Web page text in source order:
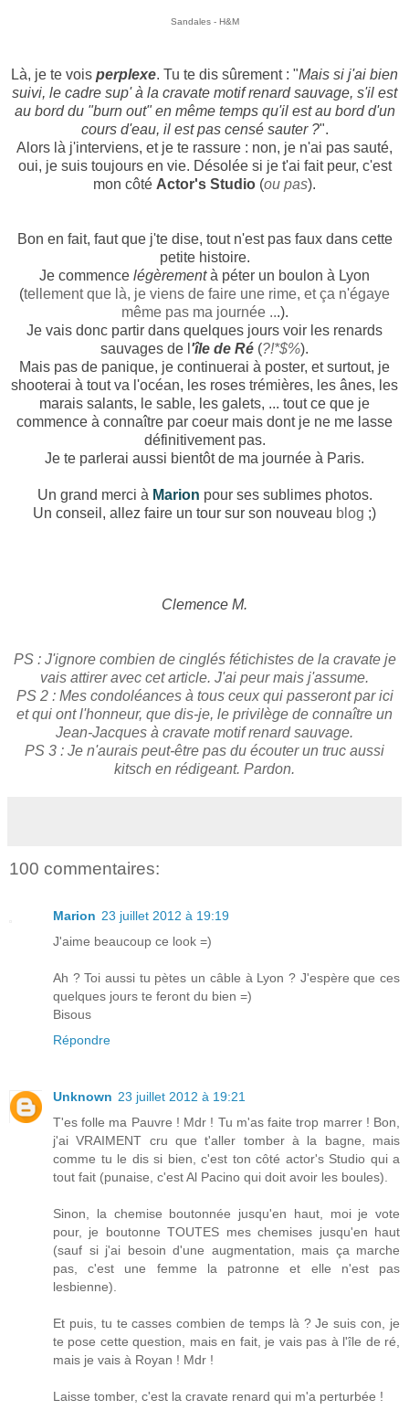
Sandales - H&M
Là, je te vois perplexe. Tu te dis sûrement : "Mais si j'ai bien
suivi, le cadre sup' à la cravate motif renard sauvage, s'il est
au bord du "burn out" en même temps qu'il est au bord d'un
cours d'eau, il est pas censé sauter ?".
Alors là j'interviens, et je te rassure : non, je n'ai pas sauté,
oui, je suis toujours en vie. Désolée si je t'ai fait peur, c'est
mon côté Actor's Studio (ou pas).
Bon en fait, faut que j'te dise, tout n'est pas faux dans cette
petite histoire.
Je commence légèrementà péter un boulon à Lyon
(tellement que là, je viens de faire une rime, et ça n'égaye
même pas ma journée ...).
Je vais donc partir dans quelques jours voir les renards
sauvages de l 'île de Ré (?!*$%).
Mais pas de panique, je continuerai à poster, et surtout, je
shooterai à tout va l'océan, les roses trémières, les ânes, les
marais salants, le sable, les galets, ... tout ce que je
commence à connaître par coeur mais dont je ne me lasse
définitivement pas.
Je te parlerai aussi bientôt de ma journée à Paris.
Un grand merci à Marion pour ses sublimes photos.
Un conseil, allez faire un tour sur son nouveau blog ;)
Clemence M.
PS : J'ignore combien de cinglés fétichistes de la cravate je
vais attirer avec cet article. J'ai peur mais j'assume.
PS 2 : Mes condoléances à tous ceux qui passeront par ici
et qui ont l'honneur, que dis-je, le privilège de connaître un
Jean-Jacques à cravate motif renard sauvage.
PS 3 : Je n'aurais peut-être pas du écouter un truc aussi
kitsch en rédigeant. Pardon.
100 commentaires:
Marion 23 juillet 2012 à 19:19
J'aime beaucoup ce look =)
Ah ? Toi aussi tu pètes un câble à Lyon ? J'espère que ces
quelques jours te feront du bien =)
Bisous
Répondre
Unknown 23 juillet 2012 à 19:21
T'es folle ma Pauvre ! Mdr ! Tu m'as faite trop marrer ! Bon,
j'ai VRAIMENT cru que t'aller tomber à la bagne, mais
comme tu le dis si bien, c'est ton côté actor's Studio qui a
tout fait (punaise, c'est Al Pacino qui doit avoir les boules).
Sinon, la chemise boutonnée jusqu'en haut, moi je vote
pour, je boutonne TOUTES mes chemises jusqu'en haut
(sauf si j'ai besoin d'une augmentation, mais ça marche
pas, c'est une femme la patronne et elle n'est pas
lesbienne).
Et puis, tu te casses combien de temps là ? Je suis con, je
te pose cette question, mais en fait, je vais pas à l'île de ré,
mais je vais à Royan ! Mdr !
Laisse tomber, c'est la cravate renard qui m'a perturbée !